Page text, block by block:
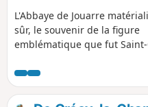
L'Abbaye de Jouarre
sûr, le souvenir de la figure
emblématique que fut
siècle, issu de l'héroïque
grands saints qui ont
« faire » l'Europe. Sa ténacité